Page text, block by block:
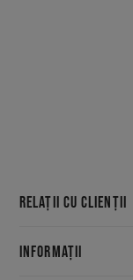
RELAȚII CU CLIENȚII
INFORMAȚII